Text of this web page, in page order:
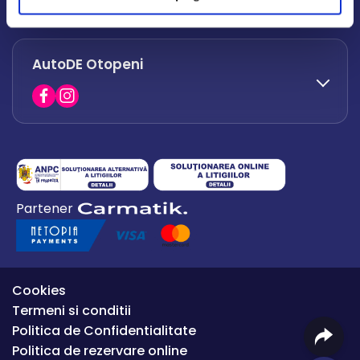
office.afumati@autode.ro
0730 063 852
0730 063 851
AutoDE Otopeni
0754 649 360
office.premium@autode.ro
Partener
Cookies
Termeni si conditii
Politica de Confidentialitate
Politica de rezervare online